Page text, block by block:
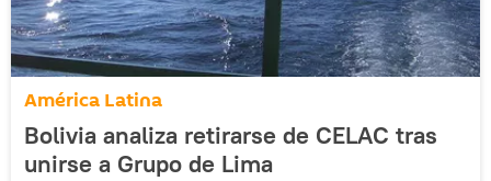
América Latina
Bolivia analiza retirarse de CELAC tras
unirse a Grupo de Lima